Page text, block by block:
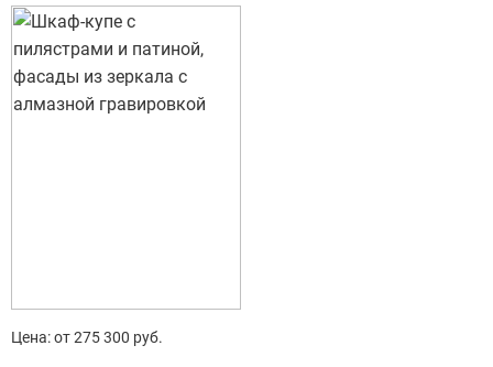
Цена: от 275 300 руб.